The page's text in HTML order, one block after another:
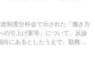
制度分科会で示された「働き方
の引上げ案等」について、反論
にあるとしたうえで、勤務時